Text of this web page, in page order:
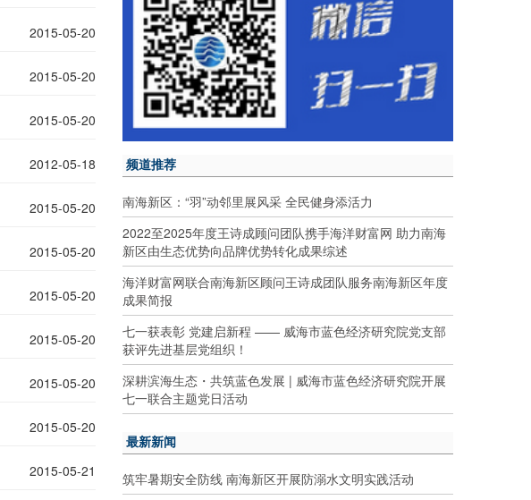
2015-05-20
2015-05-20
2015-05-20
2012-05-18
2015-05-20
2015-05-20
2015-05-20
2015-05-20
2015-05-20
2015-05-20
2015-05-21
频道推荐
南海新区：“羽”动邻里展风采 全民健身添活力
2022至2025年度王诗成顾问团队携手海洋财富网 助力南海
新区由生态优势向品牌优势转化成果综述
海洋财富网联合南海新区顾问王诗成团队服务南海新区年度
成果简报
七一获表彰 党建启新程 —— 威海市蓝色经济研究院党支部
获评先进基层党组织！
深耕滨海生态・共筑蓝色发展 | 威海市蓝色经济研究院开展
七一联合主题党日活动
最新新闻
筑牢暑期安全防线 南海新区开展防溺水文明实践活动